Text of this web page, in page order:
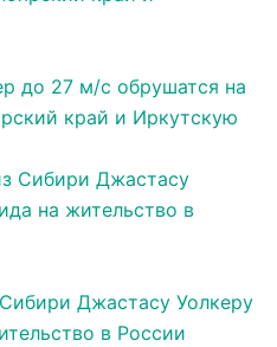
до 27 м/с обрушатся на
край и Иркутскую
Джастасу Уолкеру
в России